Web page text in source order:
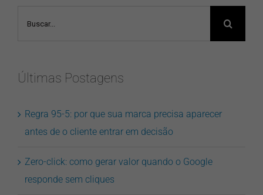
Últimas Postagens
Regra 95-5: por que sua marca precisa aparecer
antes de o cliente entrar em decisão
Zero-click: como gerar valor quando o Google
responde sem cliques